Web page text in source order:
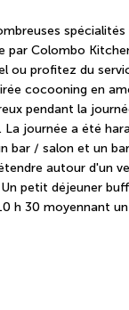
par Colombo
ou profitez du
cocooning en
pendant la
journée a été
bar / salon et un
autour d'un
petit déjeuner
h 30 moyennant